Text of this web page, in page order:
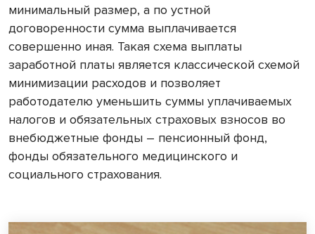
минимальный размер, а по устной
договоренности сумма выплачивается
совершенно иная. Такая схема выплаты
заработной платы является классической схемой
минимизации расходов и позволяет
работодателю уменьшить суммы уплачиваемых
налогов и обязательных страховых взносов во
внебюджетные фонды – пенсионный фонд,
фонды обязательного медицинского и
социального страхования.